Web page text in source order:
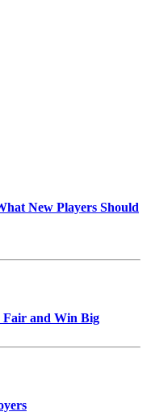
New Players Should
and Win Big